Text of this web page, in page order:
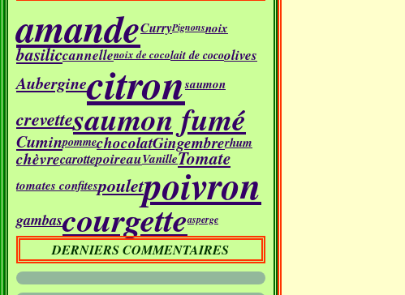
amandeCurryPignonsnoix
basiliccannellenoix de cocolait de cocoolives
Auberginecitronsaumon
crevettesaumon fumé
CuminpommechocolatGingembrerhum
chèvrecarottepoireauVanilleTomate
tomates confitespouletpoivron
gambascourgetteasperge
DERNIERS COMMENTAIRES